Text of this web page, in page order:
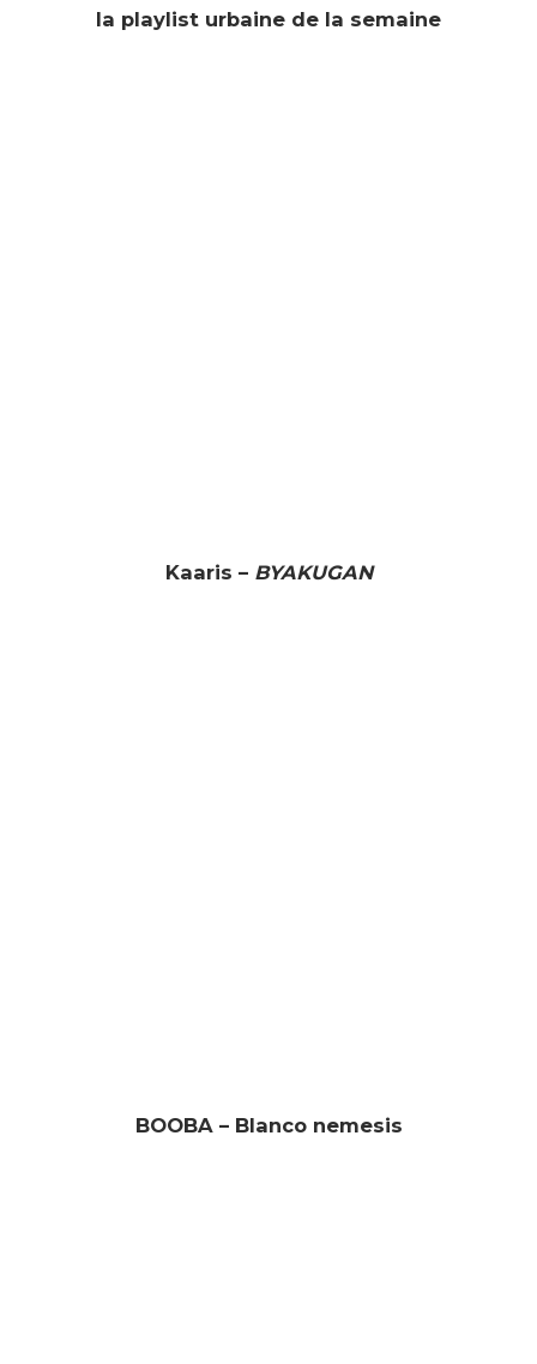
la playlist urbaine de la semaine
Kaaris – BYAKUGAN
BOOBA – Blanco nemesis